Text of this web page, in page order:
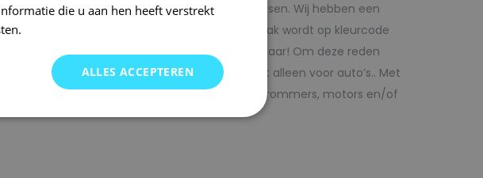
het gaat om hoge kwaliteit autolak spuitbussen. Wij hebben een
kleurencombinaties in ons arsenaal. De autolak wordt op kleurcode
professionele verf. Direct uit voorraad leverbaar! Om deze reden
voor uw auto bij SRS kunt vinden. Maar niet alleen voor auto’s.. Met
ook terecht voor bedrijfswagens, scooters, brommers, motors en/of
die u aan hen heeft verstrekt
ALLES ACCEPTEREN